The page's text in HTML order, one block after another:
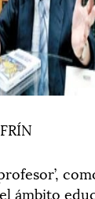
ámbito